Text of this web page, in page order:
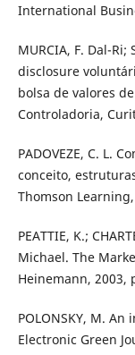
International
MURCIA, F. Dal-
disclosure
bolsa de valores
Controladoria,
PADOVEZE, C. L.
conceito,
Thomson
PEATTIE, K.;
Michael. The
Heinemann, 2003,
POLONSKY, M.
Electronic Green